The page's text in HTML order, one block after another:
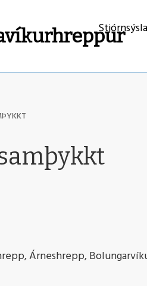
Stjórnsýsla
Leita
Árneshrepp,